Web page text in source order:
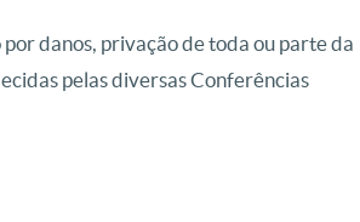
danos, privação de toda ou parte da
pelas diversas Conferências